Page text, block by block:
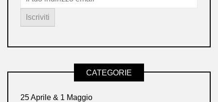
CATEGORIE
25 Aprile & 1 Maggio